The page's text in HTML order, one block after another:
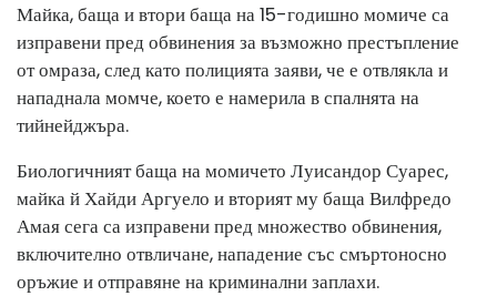
Майка, баща и втори баща на 15-годишно момиче са
изправени пред обвинения за възможно престъпление
от омраза, след като полицията заяви, че е отвлякла и
нападнала момче, което е намерила в спалнята на
тийнейджъра.
Биологичният баща на момичето Луисандор Суарес,
майка й Хайди Аргуело и вторият му баща Вилфредо
Амая сега са изправени пред множество обвинения,
включително отвличане, нападение със смъртоносно
оръжие и отправяне на криминални заплахи.